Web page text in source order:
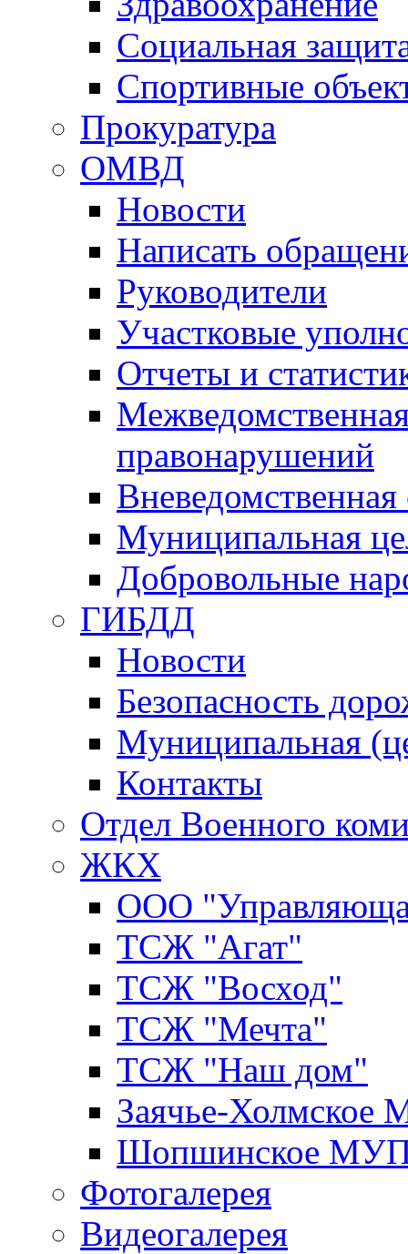
Социальная
Спортивные
Прокуратура
ОМВД
Новости
Написать
Руководители
Участковые
Отчеты и
правонарушений
Вневедомственная
Муниципальная
Добровольные
ГИБДД
Новости
Безопасность
Муниципальная
Контакты
Отдел Военного
ЖКХ
ООО
ТСЖ "Агат"
ТСЖ "Восход"
ТСЖ "Мечта"
ТСЖ "Наш дом"
Заячье-
Шопшинское
Фотогалерея
Видеогалерея